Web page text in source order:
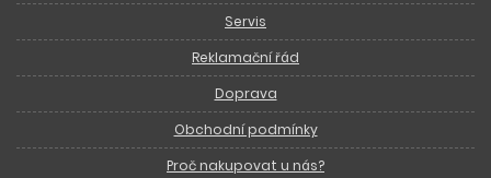
Servis
Reklamační řád
Doprava
Obchodní podmínky
Proč nakupovat u nás?